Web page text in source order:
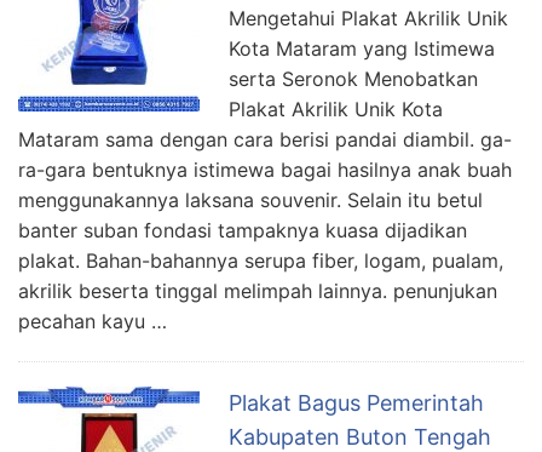
Mengetahui Plakat Akrilik Unik
Kota Mataram yang Istimewa
serta Seronok Menobatkan
Plakat Akrilik Unik Kota
Mataram sama dengan cara berisi pandai diambil. ga-
ra-gara bentuknya istimewa bagai hasilnya anak buah
menggunakannya laksana souvenir. Selain itu betul
banter suban fondasi tampaknya kuasa dijadikan
plakat. Bahan-bahannya serupa fiber, logam, pualam,
akrilik beserta tinggal melimpah lainnya. penunjukan
pecahan kayu …
Plakat Bagus Pemerintah
Kabupaten Buton Tengah